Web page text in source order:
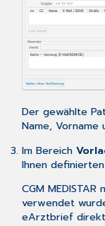
speichern
oder
versenden
als
Entwurf
speichern
Empfänger
Absender
ändern
Vorschau
ansehen
eArztbrief
Der gewählte
Name, Vorname
Im Bereich
Ihnen
CGM
verwendet
eArztbrief